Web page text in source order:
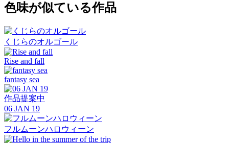
色味が似ている作品
くじらのオルゴール
Rise and fall
fantasy sea
作品提案中
06 JAN 19
フルムーンハロウィーン